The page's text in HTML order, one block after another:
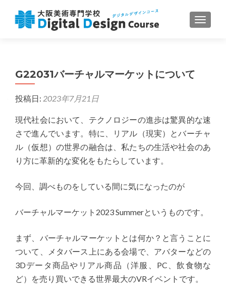
ナビゲ
G22031バーチャルマーケットについて
投稿日: 2023年7月21日
現代社会において、テクノロジーの進歩は驚異的な速
さで進んでいます。特に、リアル（現実）とバーチャ
ル（仮想）の世界の融合は、私たちの生活や社会のあ
り方に革新的な変化をもたらしています。
今回、調べものをしている間に気になったのが
バーチャルマーケット2023 Summerというものです。
まず、バーチャルマーケットとは何か？と言うことに
ついて、メタバース上にある会場で、アバターなどの
3Dデータ商品やリアル商品（洋服、PC、飲食物な
ど）を売り買いできる世界最大のVRイベントです。